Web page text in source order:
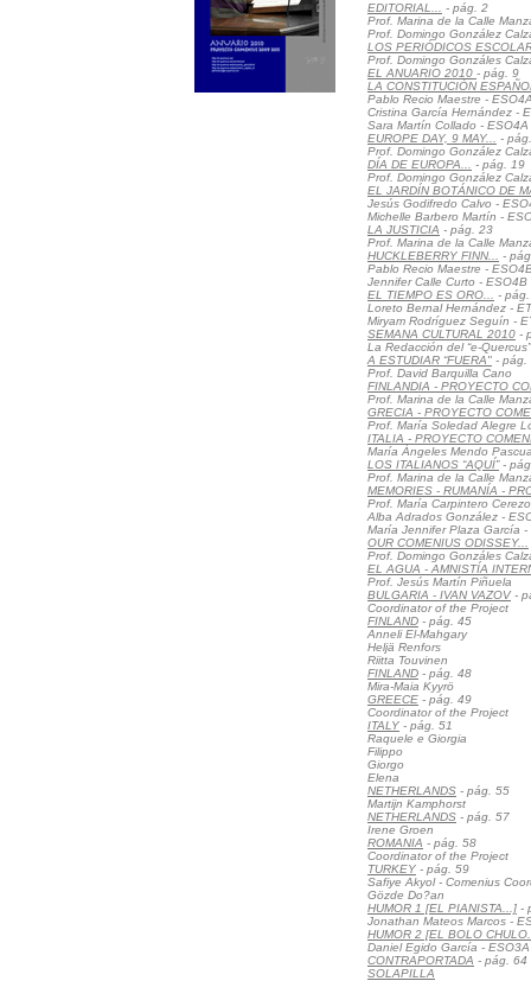
EDITORIAL...
- pág. 2
Prof. Marina de la Calle
Prof. Domingo González
LOS PERIÓDICOS
Prof. Domingo Gonzáles
EL ANUARIO 2010 - pág. 9
LA CONSTITUCIÓN
Pablo Recio Maestre -
Cristina García Hernández -
Sara Martín Collado - ESO4A
EUROPE DAY, 9 MAY...
-
Prof. Domingo González
DÍA DE EUROPA...
- pág. 19
Prof. Domingo González
EL JARDÍN BOTÁNICO DE
Jesús Godifredo Calvo -
Michelle Barbero Martín -
LA JUSTICIA - pág. 23
Prof. Marina de la Calle
HUCKLEBERRY FINN...
-
Pablo Recio Maestre -
Jennifer Calle Curto - ESO4B
EL TIEMPO ES ORO...
-
Loreto Bernal Hernández -
Miryam Rodríguez Seguín -
SEMANA CULTURAL 2010 -
La Redacción del “e-Quercus”
A ESTUDIAR “FUERA" - pág.
Prof. David Barquilla Cano
FINLANDIA - PROYECTO
Prof. Marina de la Calle
GRECIA - PROYECTO
Prof. María Soledad Alegre
ITALIA - PROYECTO
María Ángeles Mendo
LOS ITALIANOS “AQUÍ”-
Prof. Marina de la Calle
MEMORIES - RUMANÍA -
Prof. María Carpintero Cerezo
Alba Adrados González -
María Jennifer Plaza García -
OUR COMENIUS ODISSEY...
Prof. Domingo Gonzáles
EL AGUA - AMNISTÍA
Prof. Jesús Martín Piñuela
BULGARIA - IVAN VAZOV-
Coordinator of the Project
FINLAND - pág. 45
Anneli El-Mahgary
Heljä Renfors
Riitta Touvinen
FINLAND - pág. 48
Mira-Maia Kyyrö
GREECE - pág. 49
Coordinator of the Project
ITALY - pág. 51
Raquele e Giorgia
Filippo
Giorgo
Elena
NETHERLANDS - pág. 55
Martijn Kamphorst
NETHERLANDS - pág. 57
Irene Groen
ROMANIA - pág. 58
Coordinator of the Project
TURKEY - pág. 59
Safiye Akyol - Comenius
Gözde Do?an
HUMOR 1 [EL PIANISTA...] -
Jonathan Mateos Marcos -
HUMOR 2 [EL BOLO
Daniel Egido García - ESO3A
CONTRAPORTADA - pág. 64
SOLAPILLA